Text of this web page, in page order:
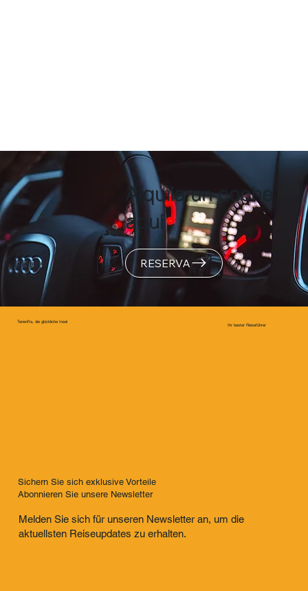
Alquila un coche
aquí
RESERVA
Teneriffa, die glückliche Insel
Sichern Sie sich exklusive Vorteile
Abonnieren Sie unsere Newsletter
Melden Sie sich für unseren Newsletter an, um die
aktuellsten Reiseupdates zu erhalten.
Ihr bester Reiseführer